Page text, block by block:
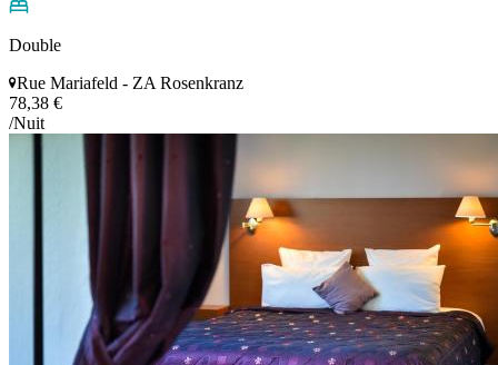
Double
Rue Mariafeld - ZA Rosenkranz
78,38 €
/Nuit